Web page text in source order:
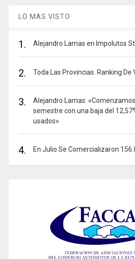
LO MAS VISTO
1. Alejandro Lamas en Impolutos
2. Toda Las Provincias. Ranking De
3.
Alejandro Lamas:
semestre con una baja del
usados»
4. En Julio Se Comercializaron